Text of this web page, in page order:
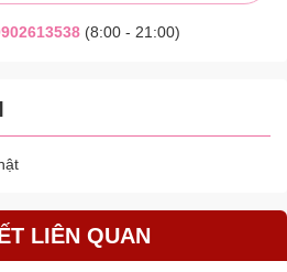
(8:00 - 21:00)
LIÊN QUAN